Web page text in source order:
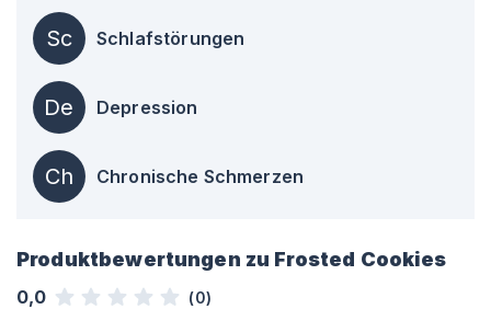
Sc Schlafstörungen
De Depression
Ch Chronische Schmerzen
Produktbewertungen zu Frosted Cookies
0,0 (0)